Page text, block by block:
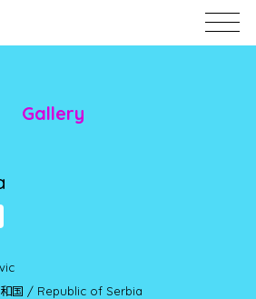
Gallery
和国 / Republic of Serbia